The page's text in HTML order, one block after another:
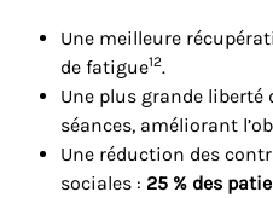
Une meilleure
de fatigue12.
Une plus grande
séances, améliorant
Une réduction des
sociales : 25 % des